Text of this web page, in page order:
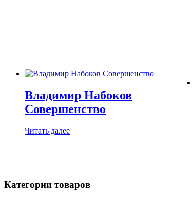
Владимир Набоков
Совершенство
Читать далее
Категории товаров